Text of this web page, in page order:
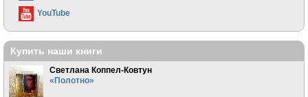
YouTube
Купить наши книги
Светлана Коппел-Ковтун
«Полотно»